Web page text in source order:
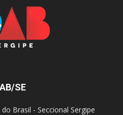
SE
Brasil - Seccional Sergipe